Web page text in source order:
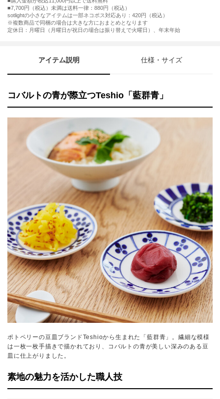
7,700円（税込）未満は送料一律：880円（税込）
sotlightの小さなアイテムは一部ネコポス対応あり：420円（税込）
※複数商品で同梱の場合は大きな方におまとめとなります
定休日：月曜日（月曜日が祝日の場合は振り替えで火曜日）、年末年始
アイテム説明 仕様・サイズ
コバルトの青が際立つTeshio「藍群青」
ポトペリーの豆皿ブランドTeshioから生まれた「藍群青」。繊細な模様
は一枚一枚手描きで描かれており、コバルトの青が美しい深みのある豆
皿に仕上がりました。
素地の魅力を活かした職人技